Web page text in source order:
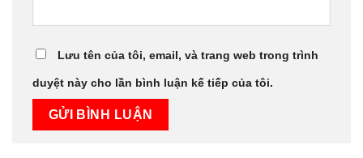
Lưu tên của tôi, email, và trang web trong trình
duyệt này cho lần bình luận kế tiếp của tôi.